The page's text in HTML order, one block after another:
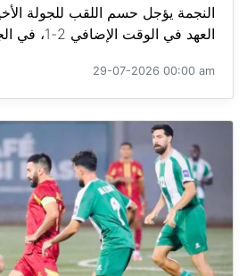
النجمة يؤجل حسم اللقب للجولة
العهد في الوقت الإضافي 2-1، في الجولة ال...
29-07-2026 00:00 am